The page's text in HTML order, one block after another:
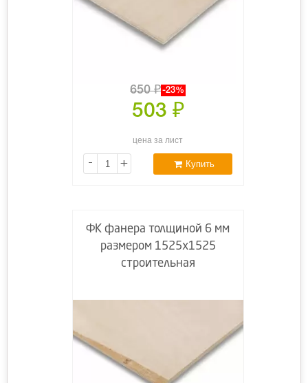
650₽-23%
503 ₽
цена за лист
- + Купить
ФК фанера толщиной 6 мм
размером 1525х1525
строительная